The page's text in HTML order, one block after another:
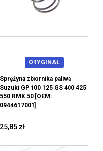
ORYGINAŁ
Sprężyna zbiornika paliwa
Suzuki GP 100 125 GS 400 425
550 RMX 50 [OEM:
0944617001]
25,85 zł